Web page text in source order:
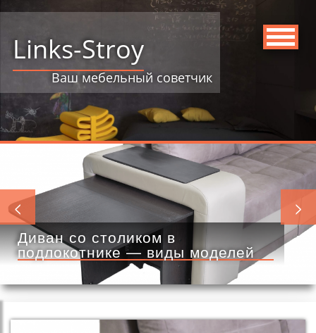
Links-Stroy
Ваш мебельный советчик
Диван со столиком в
подлокотнике — виды моделей
< >